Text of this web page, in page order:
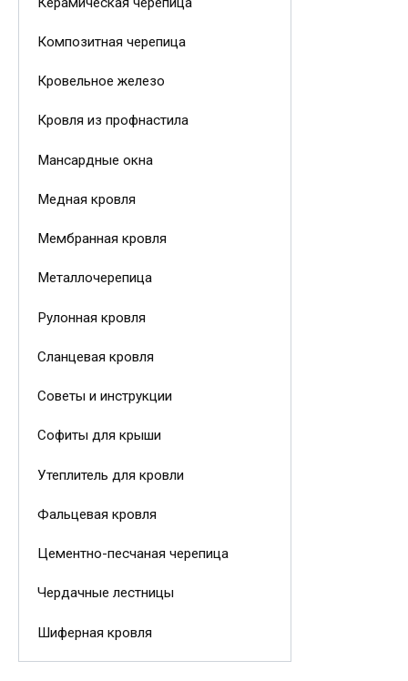
Композитная черепица
Кровельное железо
Кровля из профнастила
Мансардные окна
Медная кровля
Мембранная кровля
Металлочерепица
Рулонная кровля
Сланцевая кровля
Советы и инструкции
Софиты для крыши
Утеплитель для кровли
Фальцевая кровля
Цементно-песчаная черепица
Чердачные лестницы
Шиферная кровля